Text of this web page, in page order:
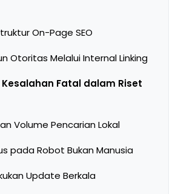
On-Page SEO
Otoritas Melalui Internal Linking
Fatal dalam Riset
Volume Pencarian Lokal
pada Robot Bukan Manusia
Update Berkala